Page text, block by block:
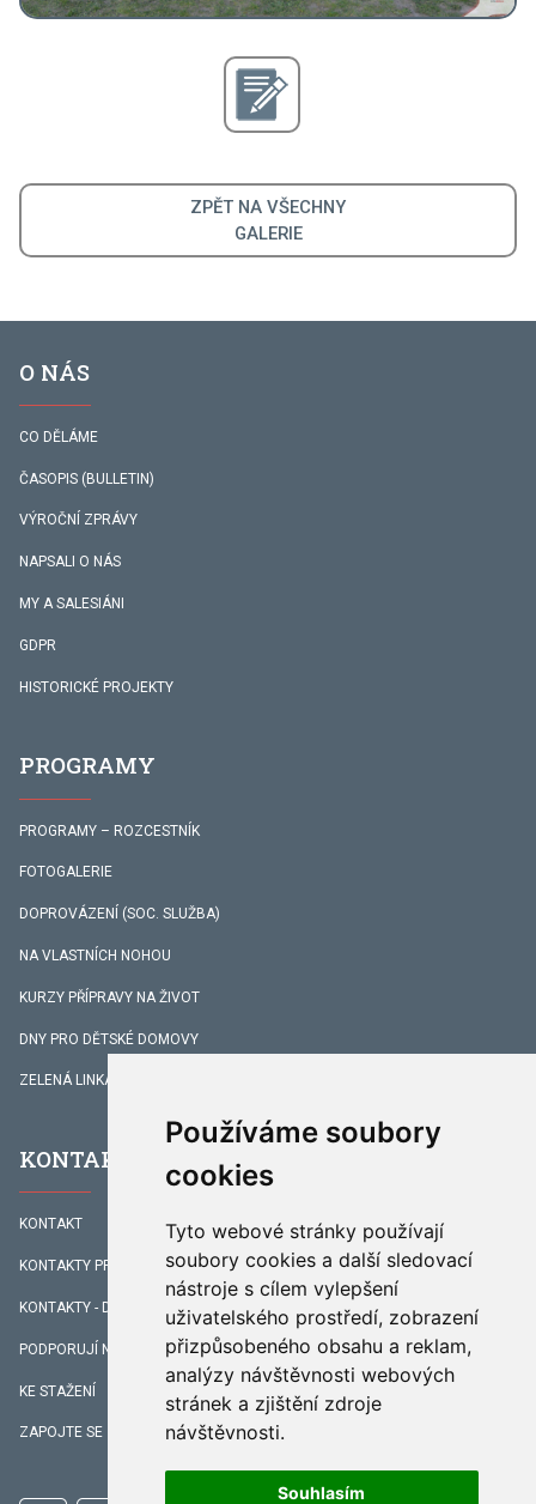
Používáme soubory
cookies
Tyto webové stránky používají
soubory cookies a další sledovací
nástroje s cílem vylepšení
uživatelského prostředí, zobrazení
přizpůsobeného obsahu a reklam,
analýzy návštěvnosti webových
stránek a zjištění zdroje
návštěvnosti.
Souhlasím
ZPĚT NA VŠECHNY
GALERIE
O NÁS
CO DĚLÁME
ČASOPIS (BULLETIN)
VÝROČNÍ ZPRÁVY
NAPSALI O NÁS
MY A SALESIÁNI
GDPR
HISTORICKÉ PROJEKTY
PROGRAMY
PROGRAMY – ROZCESTNÍK
FOTOGALERIE
DOPROVÁZENÍ (SOC. SLUŽBA)
NA VLASTNÍCH NOHOU
KURZY PŘÍPRAVY NA ŽIVOT
DNY PRO DĚTSKÉ DOMOVY
ZELENÁ LINKA
KONTAKTY
KONTAKT
KONTAKTY PRACOVNÍKŮ
KONTAKTY - DOPROVÁZENÍ
PODPORUJÍ NÁS
KE STAŽENÍ
ZAPOJTE SE